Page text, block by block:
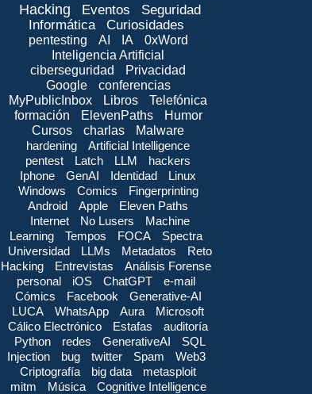
Hacking Eventos
Seguridad
Informática
Curiosidades
pentesting AI IA
0xWord
Inteligencia Artificial
ciberseguridad
Privacidad
Google
conferencias
MyPublicInbox
Libros
Telefónica
formación
ElevenPaths
Humor
Cursos
charlas
Malware
hardening
Artificial Intelligence
pentest
Latch LLM
hackers
Iphone
GenAI Identidad
Linux
Windows
Comics
Fingerprinting
Android
Apple
Eleven Paths
Internet
No Lusers
Machine
Learning
Tempos FOCA
Spectra
Universidad
LLMs Metadatos
Reto
Hacking
Entrevistas
Análisis Forense
personal
iOS ChatGPT
e-mail
Cómics
Facebook
Generative-AI
LUCA
WhatsApp Aura
Microsoft
Cálico Electrónico
Estafas
auditoría
Python
redes GenerativeAI
SQL
Injection
bug twitter Spam
Web3
Criptografía
big data
metasploit
mitm
Música Cognitive Intelligence